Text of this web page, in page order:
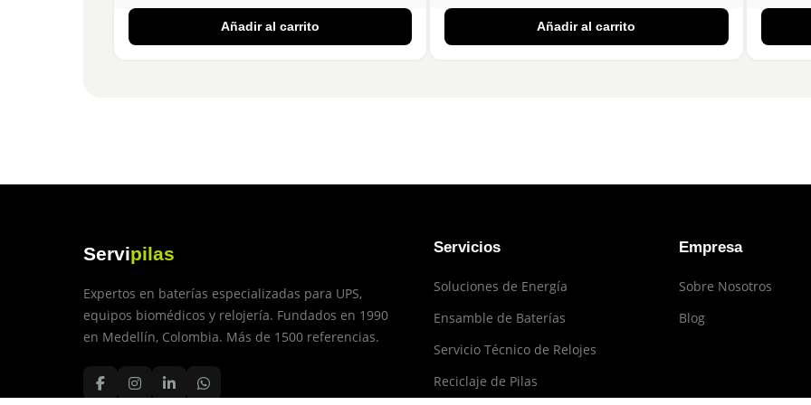
Añadir al carrito Añadir al carrito
Servipilas
Expertos en baterías especializadas para UPS,
equipos biomédicos y relojería. Fundados en 1990
en Medellín, Colombia. Más de 1500 referencias.
Servicios
Soluciones de Energía
Ensamble de Baterías
Servicio Técnico de Relojes
Reciclaje de Pilas
Empresa
Sobre Nosotros
Blog